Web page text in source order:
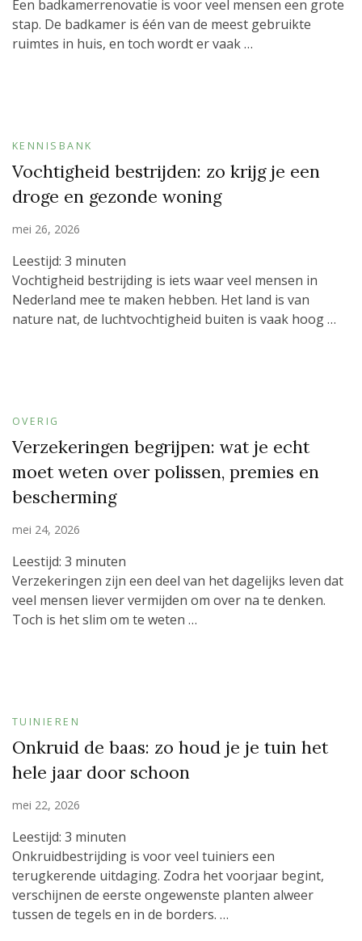
Een badkamerrenovatie is voor veel mensen een grote
stap. De badkamer is één van de meest gebruikte
ruimtes in huis, en toch wordt er vaak …
KENNISBANK
Vochtigheid bestrijden: zo krijg je een
droge en gezonde woning
mei 26, 2026
Leestijd: 3 minuten
Vochtigheid bestrijding is iets waar veel mensen in
Nederland mee te maken hebben. Het land is van
nature nat, de luchtvochtigheid buiten is vaak hoog …
OVERIG
Verzekeringen begrijpen: wat je echt
moet weten over polissen, premies en
bescherming
mei 24, 2026
Leestijd: 3 minuten
Verzekeringen zijn een deel van het dagelijks leven dat
veel mensen liever vermijden om over na te denken.
Toch is het slim om te weten …
TUINIEREN
Onkruid de baas: zo houd je je tuin het
hele jaar door schoon
mei 22, 2026
Leestijd: 3 minuten
Onkruidbestrijding is voor veel tuiniers een
terugkerende uitdaging. Zodra het voorjaar begint,
verschijnen de eerste ongewenste planten alweer
tussen de tegels en in de borders. …